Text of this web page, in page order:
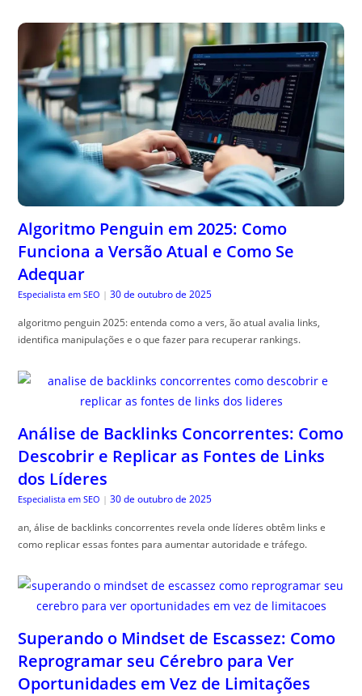
Algoritmo Penguin em 2025: Como
Funciona a Versão Atual e Como Se
Adequar
Especialista em SEO | 30 de outubro de 2025
algoritmo penguin 2025: entenda como a vers, ão atual avalia links,
identifica manipulações e o que fazer para recuperar rankings.
Análise de Backlinks Concorrentes: Como
Descobrir e Replicar as Fontes de Links
dos Líderes
Especialista em SEO | 30 de outubro de 2025
an, álise de backlinks concorrentes revela onde líderes obtêm links e
como replicar essas fontes para aumentar autoridade e tráfego.
Superando o Mindset de Escassez: Como
Reprogramar seu Cérebro para Ver
Oportunidades em Vez de Limitações